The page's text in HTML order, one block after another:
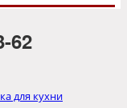
62
для кухни